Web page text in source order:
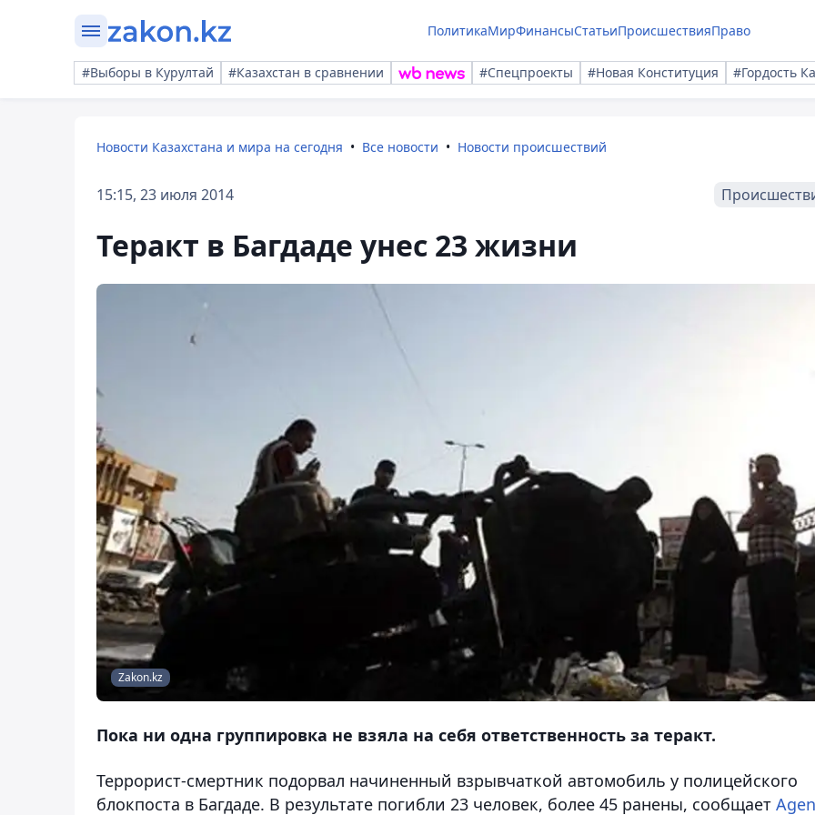
ПолитикаМирФинансыСтатьиПроисшествияПраво
#Выборы в Курултай #Казахстан в сравнении #Спецпроекты #Новая Конституция #Гордость
Новости Казахстана и мира на сегодня Все новости Новости происшествий
15:15, 23 июля 2014
Теракт в Багдаде унес 23 жизни
Zakon.kz
Пока ни одна группировка не взяла на себя ответственность за теракт.
Террорист-смертник подорвал начиненный взрывчаткой автомобиль у полицейского
блокпоста в Багдаде. В результате погибли 23 человек, более 45 ранены, сообщает